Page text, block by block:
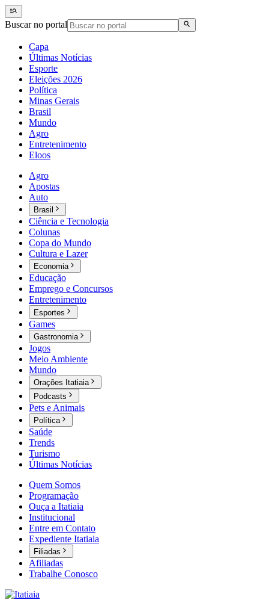
Buscar no portal
Capa
Últimas Notícias
Esporte
Eleições 2026
Política
Minas Gerais
Brasil
Mundo
Agro
Entretenimento
Eloos
Agro
Apostas
Auto
Brasil
Ciência e Tecnologia
Colunas
Copa do Mundo
Cultura e Lazer
Economia
Educação
Emprego e Concursos
Entretenimento
Esportes
Games
Gastronomia
Jogos
Meio Ambiente
Mundo
Orações Itatiaia
Podcasts
Pets e Animais
Política
Saúde
Trends
Turismo
Últimas Notícias
Quem Somos
Programação
Ouça a Itatiaia
Institucional
Entre em Contato
Expediente Itatiaia
Filiadas
Afiliadas
Trabalhe Conosco